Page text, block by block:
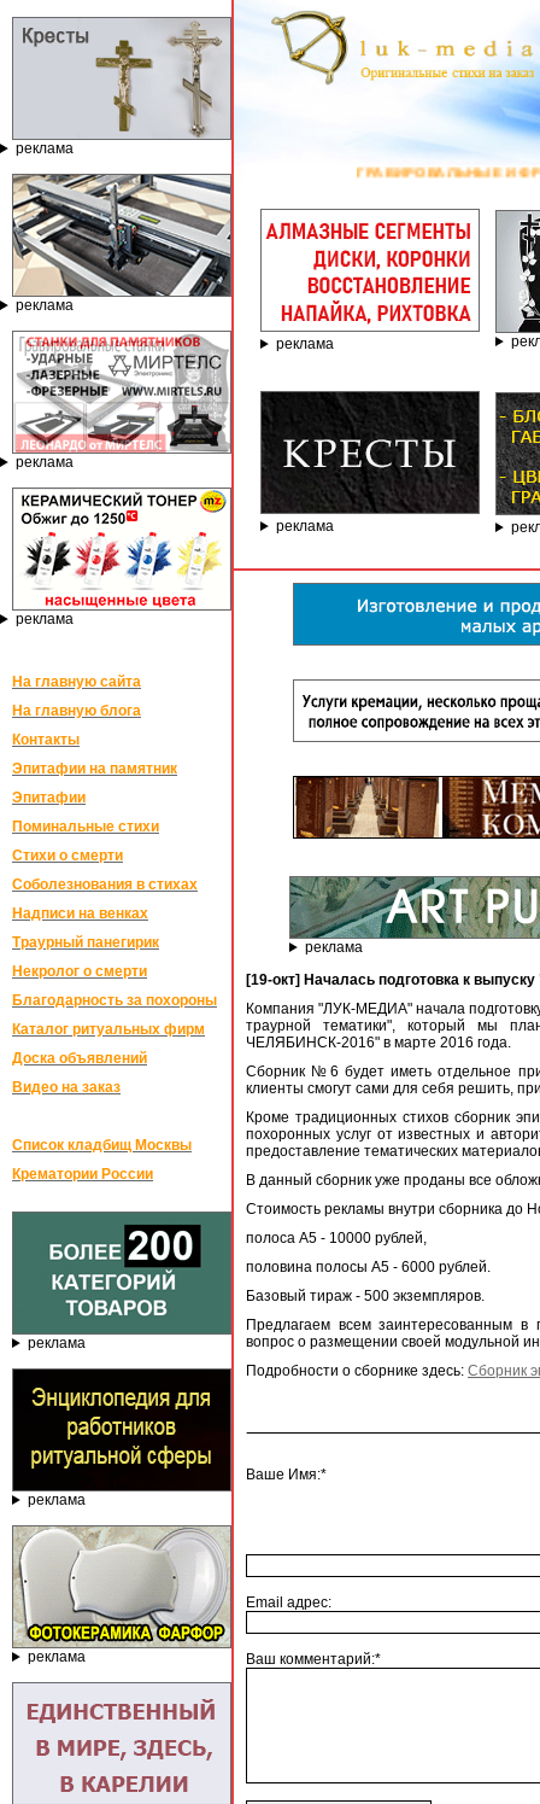
реклама
реклама
реклама
реклама
На главную сайта
На главную блога
Контакты
Эпитафии на памятник
Эпитафии
Поминальные стихи
Стихи о смерти
Соболезнования в стихах
Надписи на венках
Траурный панегирик
Некролог о смерти
Благодарность за похороны
Каталог ритуальных фирм
Доска объявлений
Видео на заказ
Список кладбищ Москвы
Крематории России
реклама
реклама
реклама
ГРАВИРОВАЛЬНЫЕ И
реклама
реклама
реклама
[19-окт] Началась подготовка к
Компания "ЛУК-МЕДИА" начала
траурной тематики", который мы
ЧЕЛЯБИНСК-2016" в марте 2016 года.
Сборник №6 будет иметь отдельное
клиенты смогут сами для себя решить,
Кроме традиционных стихов сборник
похоронных услуг от известных и
предоставление тематических
В данный сборник уже проданы все
Стоимость рекламы внутри сборника до
полоса А5 - 10000 рублей,
половина полосы А5 - 6000 рублей.
Базовый тираж - 500 экземпляров.
Предлагаем всем заинтересованным в
вопрос о размещении своей модульной
Подробности о сборнике здесь: Сборник
Ваше Имя:*
Email адрес:
Ваш комментарий:*